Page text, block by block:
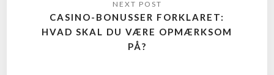
CASINO-BONUSSER FORKLARET:
HVAD SKAL DU VÆRE OPMÆRKSOM
PÅ?